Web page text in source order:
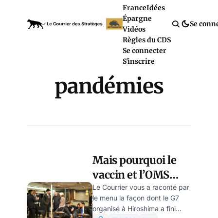
FranceIdées
Épargne
Vidéos
Règles du CDS
Se connecter
S'inscrire
Se
pandémies
Mais pourquoi le
vaccin et l’OMS
obsèdent-t-il tant
le G7 et la caste ?
Le Courrier vous a raconté par
le menu la façon dont le G7
organisé à Hiroshima a fini